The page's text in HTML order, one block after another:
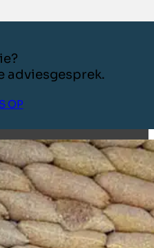
adviesgesprek.
OP